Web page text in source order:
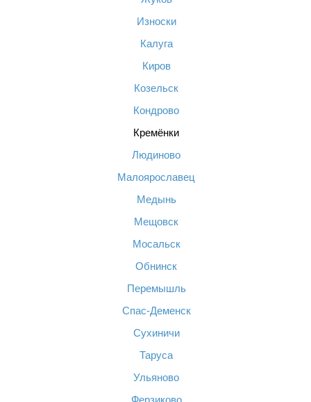
Износки
Калуга
Киров
Козельск
Кондрово
Кремёнки
Людиново
Малоярославец
Медынь
Мещовск
Мосальск
Обнинск
Перемышль
Спас-Деменск
Сухиничи
Таруса
Ульяново
Ферзиково